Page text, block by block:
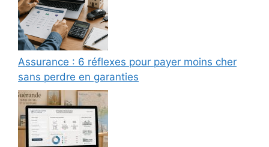
Assurance : 6 réflexes pour payer moins cher
sans perdre en garanties